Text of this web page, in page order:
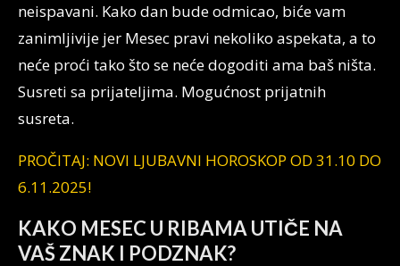
neispavani. Kako dan bude odmicao, biće vam
zanimljivije jer Mesec pravi nekoliko aspekata, a to
neće proći tako što se neće dogoditi ama baš ništa.
Susreti sa prijateljima. Mogućnost prijatnih
susreta.
PROČITAJ: NOVI LJUBAVNI HOROSKOP OD 31.10 DO
6.11.2025!
KAKO MESEC U RIBAMA UTIČE NA
VAŠ ZNAK I PODZNAK?